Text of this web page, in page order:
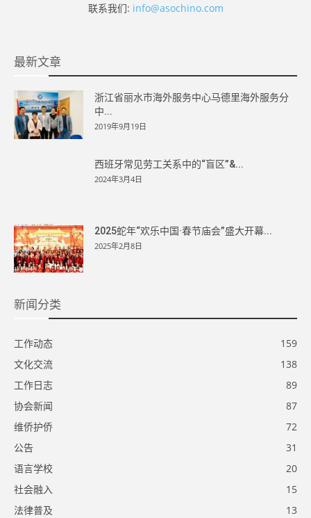
联系我们: info@asochino.com
最新文章
浙江省丽水市海外服务中心马德里海外服务分
中...
2019年9月19日
西班牙常见劳工关系中的“盲区”&...
2024年3月4日
2025蛇年“欢乐中国·春节庙会”盛大开幕...
2025年2月8日
新闻分类
工作动态
159
文化交流
138
工作日志
89
协会新闻
87
维侨护侨
72
公告
31
语言学校
20
社会融入
15
法律普及
13